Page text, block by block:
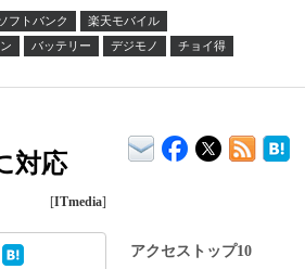
フトバンク
楽天モバイル
バッテリー デジモノ
チョイ得
対応
[ITmedia]
アクセストップ10